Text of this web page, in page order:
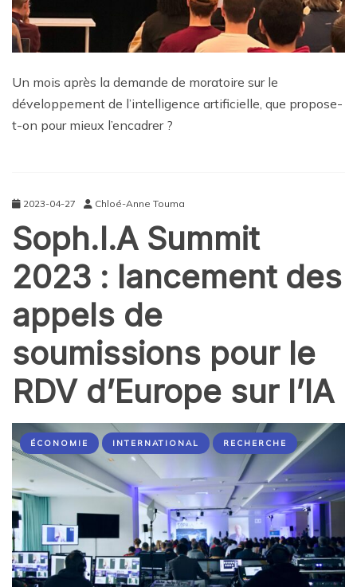
Un mois après la demande de moratoire sur le
développement de l’intelligence artificielle, que propose-
t-on pour mieux l’encadrer ?
2023-04-27 Chloé-Anne Touma
Soph.I.A Summit
2023 : lancement des
appels de
soumissions pour le
RDV d’Europe sur l’IA
ÉCONOMIE INTERNATIONAL RECHERCHE